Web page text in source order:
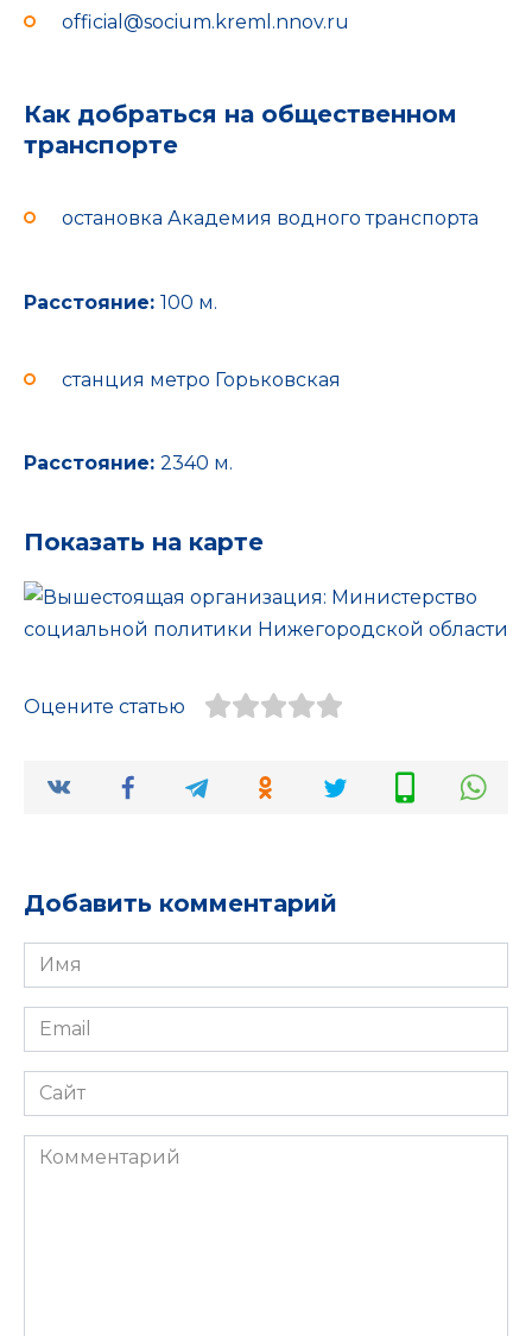
official@socium.kreml.nnov.ru
Как добраться на общественном
транспорте
остановка Академия водного транспорта
Расстояние: 100 м.
станция метро Горьковская
Расстояние: 2340 м.
Показать на карте
Оцените статью
Добавить комментарий
Имя
*
Email
*
Сайт
Комментарий